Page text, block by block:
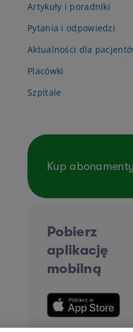
Artykuły i poradniki
Pytania i odpowiedzi
Aktualności dla
Placówki
Szpitale
Kup
Pobierz
aplikację
mobilną